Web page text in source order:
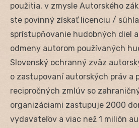
použitia, v zmysle Autorského
ste povinný získať licenciu /
sprístupňovanie hudobných diel
odmeny autorom používaných
Slovenský ochranný zväz
o zastupovaní autorských práv a
recipročných zmlúv so
organizáciami zastupuje 2000
vydavateľov a viac než 1 milión